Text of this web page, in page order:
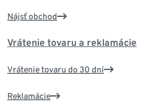
Nájsť obchod
Vrátenie tovaru a reklamácie
Vrátenie tovaru do 30 dní
Reklamácie